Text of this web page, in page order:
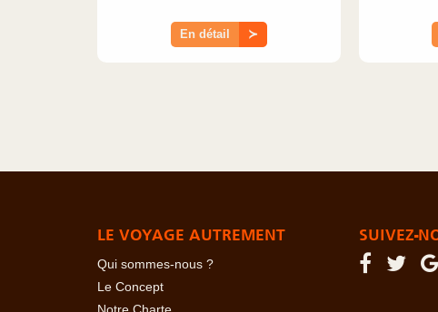
En détail ≻
LE VOYAGE AUTREMENT
Qui sommes-nous ?
Le Concept
SUIVEZ-